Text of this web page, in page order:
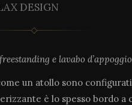
e lavabo d’appoggio
un atollo sono
è lo spesso bordo a